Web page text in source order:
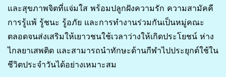
และสุขภาพจิตที่แจ่มใส พร้อมปลูกฝังความรัก ความสามัคคี
การรู้แพ้ รู้ชนะ รู้อภัย และการทำงานร่วมกันเป็นหมู่คณะ
ตลอดจนส่งเสริมให้เยาวชนใช้เวลาว่างให้เกิดประโยชน์ ห่าง
ไกลยาเสพติด และสามารถนำทักษะด้านกีฬาไปประยุกต์ใช้ใน
ชีวิตประจำวันได้อย่างเหมาะสม